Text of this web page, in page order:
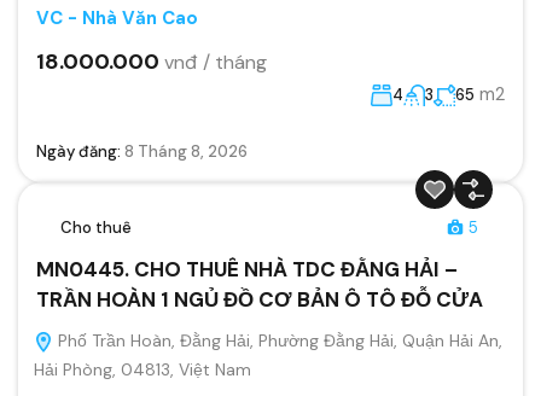
VC - Nhà Văn Cao
18.000.000 vnđ / tháng
4 3 65 m2
Ngày đăng: 8 Tháng 8, 2026
Cho thuê 5
MN0445. CHO THUÊ NHÀ TDC ĐẰNG HẢI –
TRẦN HOÀN 1 NGỦ ĐỒ CƠ BẢN Ô TÔ ĐỖ CỬA
Phố Trần Hoàn, Đằng Hải, Phường Đằng Hải, Quận Hải An,
Hải Phòng, 04813, Việt Nam